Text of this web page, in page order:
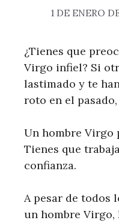
1 DE ENERO
¿Tienes que
Virgo infiel? Si
lastimado y te
roto en el
Un hombre Virgo
Tienes que
confianza.
A pesar de todos
un hombre